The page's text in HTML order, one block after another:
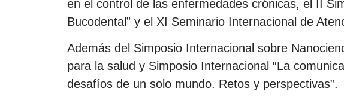
en el control de las enfermedades crónicas, el II
Bucodental” y el XI Seminario Internacional de
Además del Simposio Internacional sobre
para la salud y Simposio Internacional “La
desafíos de un solo mundo. Retos y perspectivas”.